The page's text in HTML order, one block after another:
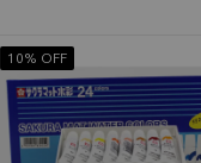
10% OFF